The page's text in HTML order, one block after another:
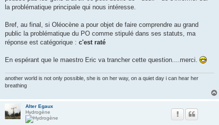
la problématique principale qui nous intéresse.
Bref, au final, si Oléocène a pour objet de faire comprendre au grand
public la problématique du PO comme stipulé dans ses statuts, ma
réponse est catégorique : c'est raté
En espérant que le maestro Eric va trancher cette question....merci.
another world is not only possible, she is on her way, on a quiet day i can hear her
breathing
Alter Egaux
Hydrogène